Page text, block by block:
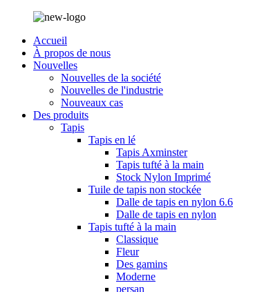
Accueil
À propos de nous
Nouvelles
Nouvelles de la société
Nouvelles de l'industrie
Nouveaux cas
Des produits
Tapis
Tapis en lé
Tapis Axminster
Tapis tufté à la main
Stock Nylon Imprimé
Tuile de tapis non stockée
Dalle de tapis en nylon 6.6
Dalle de tapis en nylon
Tapis tufté à la main
Classique
Fleur
Des gamins
Moderne
persan